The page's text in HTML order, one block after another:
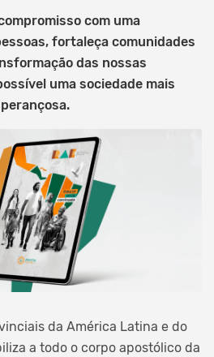
com uma
fortaleça comunidades
das nossas
uma sociedade mais
da América Latina e do
a todo o corpo apostólico da